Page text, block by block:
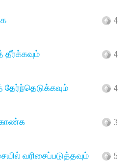
4
4
4
காண்க 3
வரிசைப்படுத்தவும் 5